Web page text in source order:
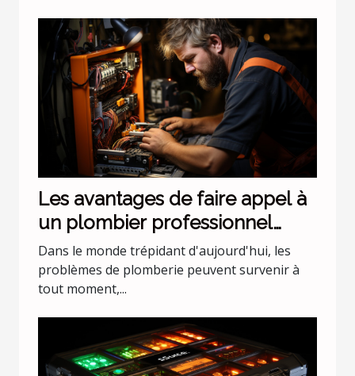
Les avantages de faire appel à
un plombier professionnel
pour les urgences nocturnes
Dans le monde trépidant d'aujourd'hui, les
problèmes de plomberie peuvent survenir à
tout moment,...